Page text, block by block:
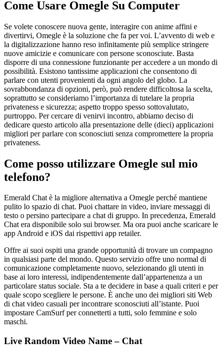
Come Usare Omegle Su Computer
Se volete conoscere nuova gente, interagire con anime affini e
divertirvi, Omegle è la soluzione che fa per voi. L’avvento di web e
la digitalizzazione hanno reso infinitamente più semplice stringere
nuove amicizie e comunicare con persone sconosciute. Basta
disporre di una connessione funzionante per accedere a un mondo di
possibilità. Esistono tantissime applicazioni che consentono di
parlare con utenti provenienti da ogni angolo del globo. La
sovrabbondanza di opzioni, però, può rendere difficoltosa la scelta,
soprattutto se consideriamo l’importanza di tutelare la propria
privateness e sicurezza; aspetto troppo spesso sottovalutato,
purtroppo. Per cercare di venirvi incontro, abbiamo deciso di
dedicare questo articolo alla presentazione delle (dieci) applicazioni
migliori per parlare con sconosciuti senza compromettere la propria
privateness.
Come posso utilizzare Omegle sul mio
telefono?
Emerald Chat è la migliore alternativa a Omegle perché mantiene
pulito lo spazio di chat. Puoi chattare in video, inviare messaggi di
testo o persino partecipare a chat di gruppo. In precedenza, Emerald
Chat era disponibile solo sui browser. Ma ora puoi anche scaricare le
app Android e iOS dai rispettivi app retailer.
Offre ai suoi ospiti una grande opportunità di trovare un compagno
in qualsiasi parte del mondo. Questo servizio offre uno normal di
comunicazione completamente nuovo, selezionando gli utenti in
base ai loro interessi, indipendentemente dall’appartenenza a un
particolare status sociale. Sta a te decidere in base a quali criteri e per
quale scopo scegliere le persone. È anche uno dei migliori siti Web
di chat video casuali per incontrare sconosciuti all’istante. Puoi
impostare CamSurf per connetterti a tutti, solo femmine e solo
maschi.
Live Random Video Name – Chat